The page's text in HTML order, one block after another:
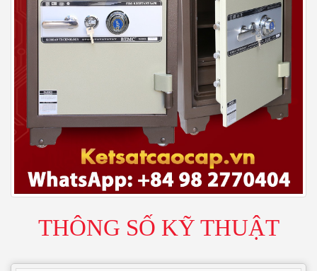
THÔNG SỐ KỸ THUẬT